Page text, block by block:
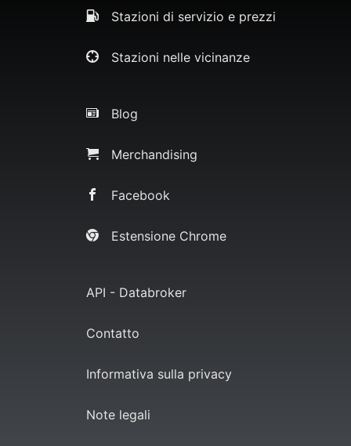
Stazioni di servizio e prezzi
Stazioni nelle vicinanze
Blog
Merchandising
Facebook
Estensione Chrome
API - Databroker
Contatto
Informativa sulla privacy
Note legali